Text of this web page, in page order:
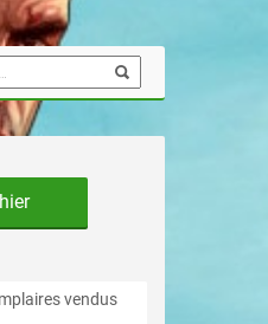
vendus